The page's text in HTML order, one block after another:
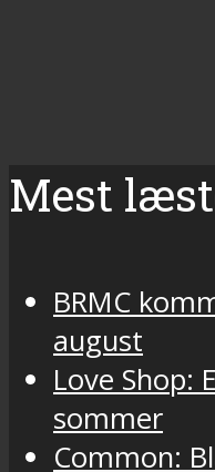
Mest
BRMC
august
Love Shop:
sommer
Common: